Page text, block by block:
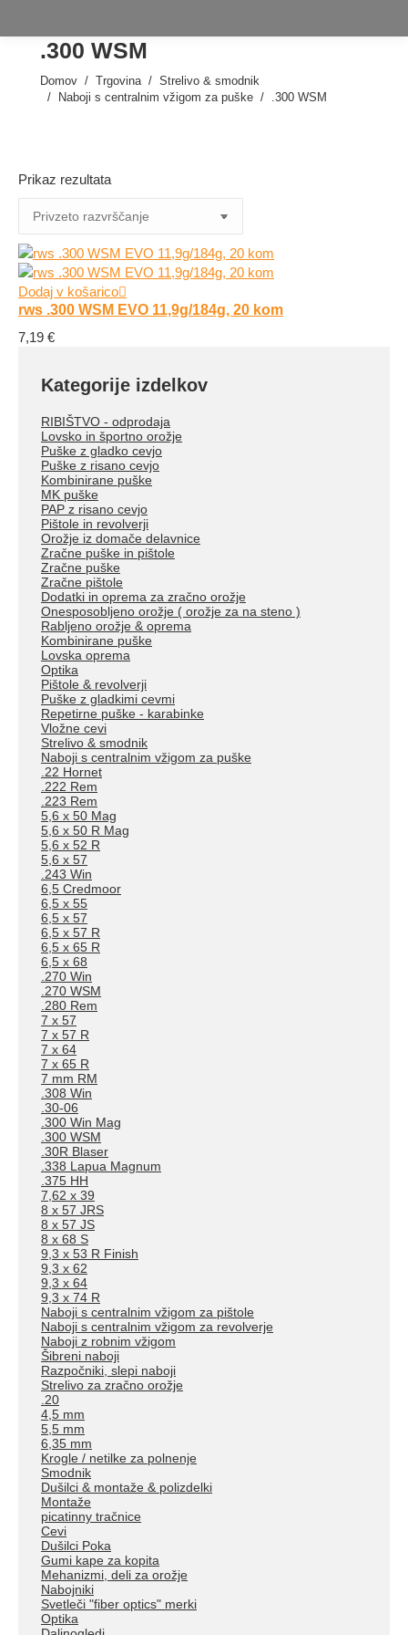
.300 WSM
Tukaj ste:
Domov Trgovina
Strelivo & smodnik
Naboji s centralnim vžigom za puške
.300 WSM
Prikaz rezultata
Dodaj v košarico
rws .300 WSM EVO 11,9g/184g, 20 kom
7,19 €
Kategorije izdelkov
RIBIŠTVO - odprodaja
Lovsko in športno orožje
Puške z gladko cevjo
Puške z risano cevjo
Kombinirane puške
MK puške
PAP z risano cevjo
Pištole in revolverji
Orožje iz domače delavnice
Zračne puške in pištole
Zračne puške
Zračne pištole
Dodatki in oprema za zračno orožje
Onesposobljeno orožje ( orožje za na steno )
Rabljeno orožje & oprema
Kombinirane puške
Lovska oprema
Optika
Pištole & revolverji
Puške z gladkimi cevmi
Repetirne puške - karabinke
Vložne cevi
Strelivo & smodnik
Naboji s centralnim vžigom za puške
.22 Hornet
.222 Rem
.223 Rem
5,6 x 50 Mag
5,6 x 50 R Mag
5,6 x 52 R
5,6 x 57
.243 Win
6,5 Credmoor
6,5 x 55
6,5 x 57
6,5 x 57 R
6,5 x 65 R
6,5 x 68
.270 Win
.270 WSM
.280 Rem
7 x 57
7 x 57 R
7 x 64
7 x 65 R
7 mm RM
.308 Win
.30-06
.300 Win Mag
.300 WSM
.30R Blaser
.338 Lapua Magnum
.375 HH
7,62 x 39
8 x 57 JRS
8 x 57 JS
8 x 68 S
9,3 x 53 R Finish
9,3 x 62
9,3 x 64
9,3 x 74 R
Naboji s centralnim vžigom za pištole
Naboji s centralnim vžigom za revolverje
Naboji z robnim vžigom
Šibreni naboji
Razpočniki, slepi naboji
Strelivo za zračno orožje
.20
4,5 mm
5,5 mm
6,35 mm
Krogle / netilke za polnenje
Smodnik
Dušilci & montaže & polizdelki
Montaže
picatinny tračnice
Cevi
Dušilci Poka
Gumi kape za kopita
Mehanizmi, deli za orožje
Nabojniki
Svetleči "fiber optics" merki
Optika